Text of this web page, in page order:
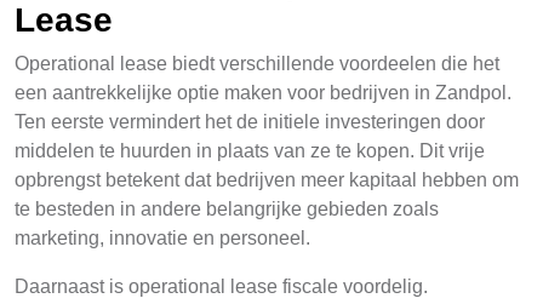
Lease
Operational lease biedt verschillende voordeelen die het
een aantrekkelijke optie maken voor bedrijven in Zandpol.
Ten eerste vermindert het de initiele investeringen door
middelen te huurden in plaats van ze te kopen. Dit vrije
opbrengst betekent dat bedrijven meer kapitaal hebben om
te besteden in andere belangrijke gebieden zoals
marketing, innovatie en personeel.
Daarnaast is operational lease fiscale voordelig.